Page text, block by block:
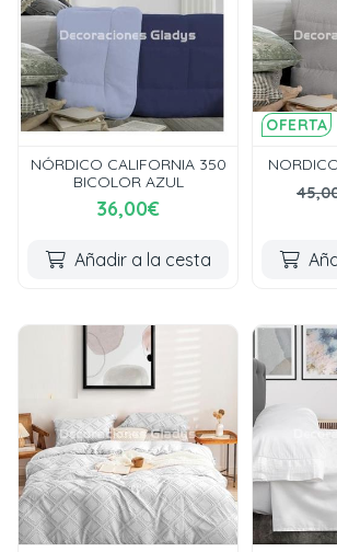
NÓRDICO CALIFORNIA 350
BICOLOR AZUL
36,00€
Añadir a la cesta
OFERTA